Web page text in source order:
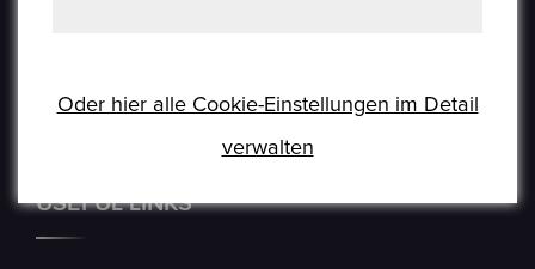
USEFUL LINKS
Oder hier alle Cookie-Einstellungen im Detail
verwalten